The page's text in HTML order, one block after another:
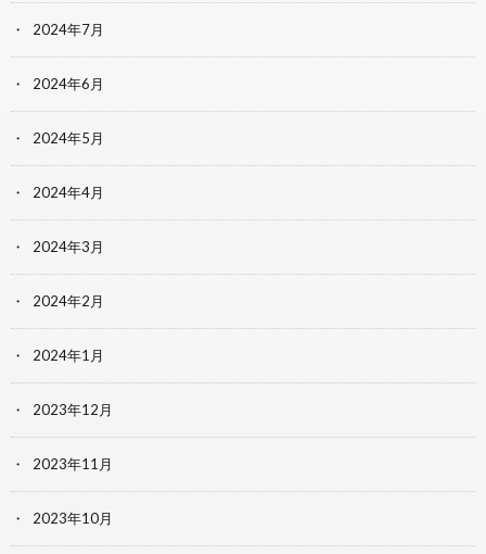
2024年7月
2024年6月
2024年5月
2024年4月
2024年3月
2024年2月
2024年1月
2023年12月
2023年11月
2023年10月